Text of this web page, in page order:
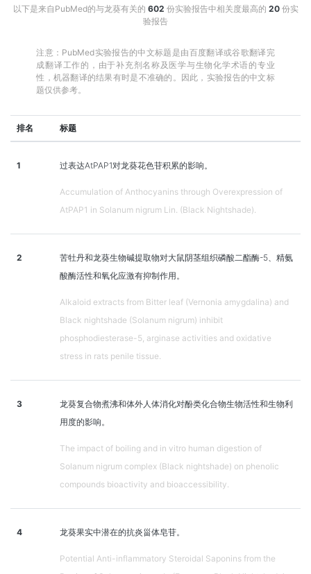
以下是来自PubMed的与龙葵有关的 602 份实验报告中相关度最高的 20份实
验报告
注意：PubMed实验报告的中文标题是由百度翻译或谷歌翻译完
成翻译工作的，由于补充剂名称及医学与生物化学术语的专业
性，机器翻译的结果有时是不准确的。因此，实验报告的中文标
题仅供参考。
排名 标题
1 过表达AtPAP1对龙葵花色苷积累的影响。
Accumulation of Anthocyanins through Overexpression of
AtPAP1 in Solanum nigrum Lin. (Black Nightshade).
2
苦牡丹和龙葵生物碱提取物对大鼠阴茎组织磷酸二酯酶-5、精氨
酸酶活性和氧化应激有抑制作用。
Alkaloid extracts from Bitter leaf (Vernonia amygdalina) and
Black nightshade (Solanum nigrum) inhibit
phosphodiesterase-5, arginase activities and oxidative
stress in rats penile tissue.
3
龙葵复合物煮沸和体外人体消化对酚类化合物生物活性和生物利
用度的影响。
The impact of boiling and in vitro human digestion of
Solanum nigrum complex (Black nightshade) on phenolic
compounds bioactivity and bioaccessibility.
4 龙葵果实中潜在的抗炎甾体皂苷。
Potential Anti-inflammatory Steroidal Saponins from the